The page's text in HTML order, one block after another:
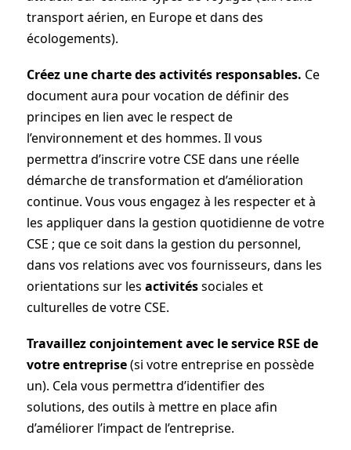
transport aérien, en Europe et dans des
écologements).
Créez une charte des activités responsables. Ce
document aura pour vocation de définir des
principes en lien avec le respect de
l’environnement et des hommes. Il vous
permettra d’inscrire votre CSE dans une réelle
démarche de transformation et d’amélioration
continue. Vous vous engagez à les respecter et à
les appliquer dans la gestion quotidienne de votre
CSE ; que ce soit dans la gestion du personnel,
dans vos relations avec vos fournisseurs, dans les
orientations sur les activitéssociales et
culturelles de votre CSE.
Travaillez conjointement avec le service RSE de
votre entreprise(si votre entreprise en possède
un). Cela vous permettra d’identifier des
solutions, des outils à mettre en place afin
d’améliorer l’impact de l’entreprise.